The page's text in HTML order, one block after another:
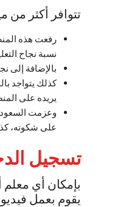
تتوافر أكثر
رفعت هذه
نسبة نجاح التعليم
بالإضافة إلى
كذلك يتواجد
يريده على
وعزمت
على شكوته،
تسجيل
بإمكان أي
يقوم بعمل